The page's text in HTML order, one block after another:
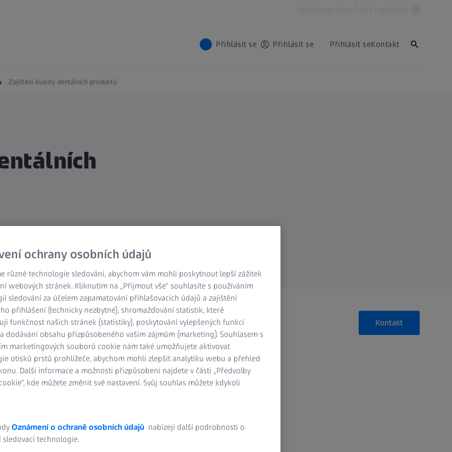
Přihlásit se Přihlásit se Přihlásit seKontakt
Zajištění kvality dentálních produktů
Kontakt
přísným standardům a předpisům. Výrobci musí
a účinnost protéz. Další výzvou je zachování
cyklů a spolehlivých výsledků měření.
řešení, která jsou přesně přizpůsobena
ochrany osobních údajů
různé technologie sledování, abychom vám mohli poskytnout lepší zážitek
webových stránek. Kliknutím na „Přijmout vše“ souhlasíte s používáním
sledování za účelem zapamatování přihlašovacích údajů a zajištění
přihlášení (technicky nezbytné), shromažďování statistik, které
funkčnost našich stránek (statistiky), poskytování vylepšených funkcí
dodávání obsahu přizpůsobeného vašim zájmům (marketing). Souhlasem s
marketingových souborů cookie nám také umožňujete aktivovat
otisků prstů prohlížeče, abychom mohli zlepšit analytiku webu a přehled
Další informace a možnosti přizpůsobení najdete v části „Předvolby
kde můžete změnit své nastavení. Svůj souhlas můžete kdykoli
Oznámení o ochraně osobních údajů nabízejí další podrobnosti o
sledovací technologie.